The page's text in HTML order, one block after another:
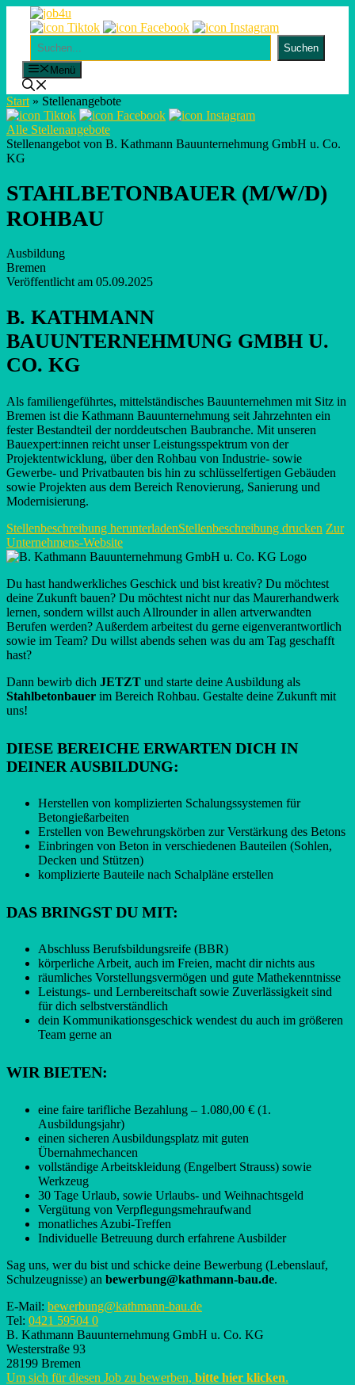
contentSuchen
Suchen
Menü
Start » Stellenangebote
Alle Stellenangebote
Stellenangebot von B. Kathmann Bauunternehmung GmbH u. Co.
KG
STAHLBETONBAUER (M/W/D)
ROHBAU
Ausbildung
Bremen
Veröffentlicht am 05.09.2025
B. KATHMANN
BAUUNTERNEHMUNG GMBH U.
CO. KG
Als familiengeführtes, mittelständisches Bauunternehmen mit Sitz in
Bremen ist die Kathmann Bauunternehmung seit Jahrzehnten ein
fester Bestandteil der norddeutschen Baubranche. Mit unseren
Bauexpert:innen reicht unser Leistungsspektrum von der
Projektentwicklung, über den Rohbau von Industrie- sowie
Gewerbe- und Privatbauten bis hin zu schlüsselfertigen Gebäuden
sowie Projekten aus dem Bereich Renovierung, Sanierung und
Modernisierung.
Stellenbeschreibung herunterladenStellenbeschreibung drucken Zur
Unternehmens-Website
Du hast handwerkliches Geschick und bist kreativ? Du möchtest
deine Zukunft bauen? Du möchtest nicht nur das Maurerhandwerk
lernen, sondern willst auch Allrounder in allen artverwandten
Berufen werden? Außerdem arbeitest du gerne eigenverantwortlich
sowie im Team? Du willst abends sehen was du am Tag geschafft
hast?
Dann bewirb dich JETZT und starte deine Ausbildung als
Stahlbetonbauer im Bereich Rohbau. Gestalte deine Zukunft mit
uns!
DIESE BEREICHE ERWARTEN DICH IN
DEINER AUSBILDUNG:
Herstellen von komplizierten Schalungssystemen für
Betongießarbeiten
Erstellen von Bewehrungskörben zur Verstärkung des Betons
Einbringen von Beton in verschiedenen Bauteilen (Sohlen,
Decken und Stützen)
komplizierte Bauteile nach Schalpläne erstellen
DAS BRINGST DU MIT:
Abschluss Berufsbildungsreife (BBR)
körperliche Arbeit, auch im Freien, macht dir nichts aus
räumliches Vorstellungsvermögen und gute Mathekenntnisse
Leistungs- und Lernbereitschaft sowie Zuverlässigkeit sind
für dich selbstverständlich
dein Kommunikationsgeschick wendest du auch im größeren
Team gerne an
WIR BIETEN:
eine faire tarifliche Bezahlung – 1.080,00 € (1.
Ausbildungsjahr)
einen sicheren Ausbildungsplatz mit guten
Übernahmechancen
vollständige Arbeitskleidung (Engelbert Strauss) sowie
Werkzeug
30 Tage Urlaub, sowie Urlaubs- und Weihnachtsgeld
Vergütung von Verpflegungsmehraufwand
monatliches Azubi-Treffen
Individuelle Betreuung durch erfahrene Ausbilder
Sag uns, wer du bist und schicke deine Bewerbung (Lebenslauf,
Schulzeugnisse) an bewerbung@kathmann-bau.de.
E-Mail: bewerbung@kathmann-bau.de
Tel: 0421 59504 0
B. Kathmann Bauunternehmung GmbH u. Co. KG
Westerstraße 93
28199 Bremen
Um sich für diesen Job zu bewerben, bitte hier klicken.